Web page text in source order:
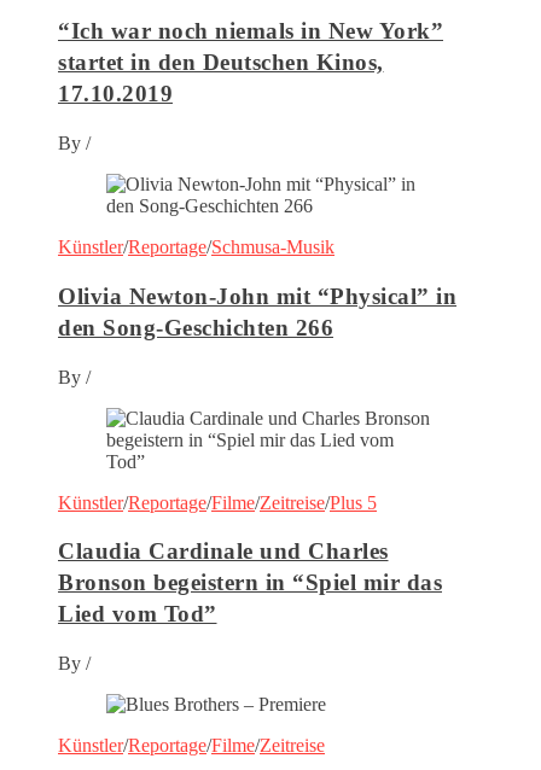
“Ich war noch niemals in New York”
startet in den Deutschen Kinos,
17.10.2019
By /
Künstler/Reportage/Schmusa-Musik
Olivia Newton-John mit “Physical” in
den Song-Geschichten 266
By /
Künstler/Reportage/Filme/Zeitreise/Plus 5
Claudia Cardinale und Charles
Bronson begeistern in “Spiel mir das
Lied vom Tod”
By /
Künstler/Reportage/Filme/Zeitreise